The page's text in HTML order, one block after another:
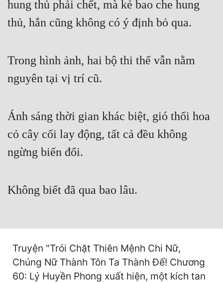
Cổ Đại
Dã Sử
Dị Giới
Gia Đấu
Góc Nhìn Nam
Góc Nhìn Nữ
Huyền Nghi
Hệ Thống
Học Đường
hung thủ phải chết, mà kẻ bao che hung
thủ, hắn cũng không có ý định bỏ qua.
Trong hình ảnh, hai bộ thi thể vẫn nằm
nguyên tại vị trí cũ.
Ánh sáng thời gian khác biệt, gió thổi hoa
cỏ cây cối lay động, tất cả đều không
ngừng biến đổi.
Không biết đã qua bao lâu.
Truyện "Trói Chặt Thiên Mệnh Chi Nữ,
Chúng Nữ Thành Tôn Ta Thành Đế! Chương
60: Lý Huyền Phong xuất hiện, một kích tan